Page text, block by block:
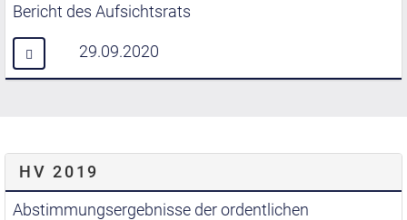
Bericht des Aufsichtsrats
29.09.2020
HV 2019
Abstimmungsergebnisse der ordentlichen